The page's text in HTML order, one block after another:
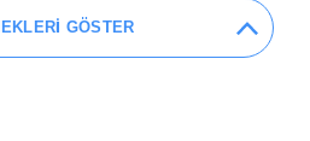
GÖSTER